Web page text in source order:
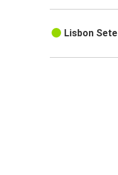
Lisbon